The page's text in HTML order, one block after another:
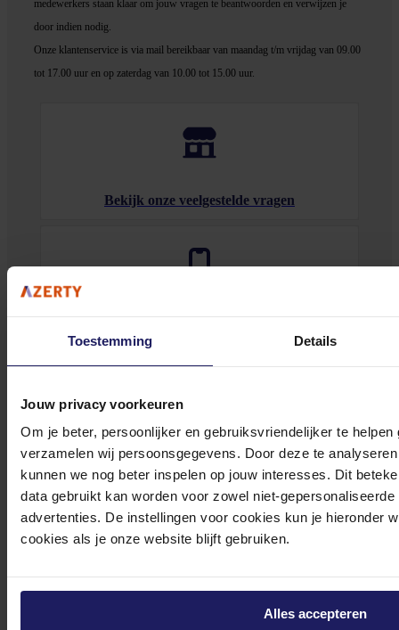
Toestemming Details
Jouw privacy voorkeuren
Om je beter, persoonlijker en gebruiksvriendelijker te
verzamelen wij persoonsgegevens. Door deze te
kunnen we nog beter inspelen op jouw interesses. Dit
data gebruikt kan worden voor zowel niet-
advertenties. De instellingen voor cookies kun je hieronder
cookies als je onze website blijft gebruiken.
Alles accepteren
medewerkers staan klaar om jouw vragen te beantwoorden en verwijzen je
door indien nodig.
Onze klantenservice is via mail bereikbaar van maandag t/m vrijdag van 09.00
tot 17.00 uur en op zaterdag van 10.00 tot 15.00 uur.
Bekijk onze veelgestelde vragen
Klantenservice@azerty.nl
Meld je aan voor onze nieuwsbrief!
Meld je aan